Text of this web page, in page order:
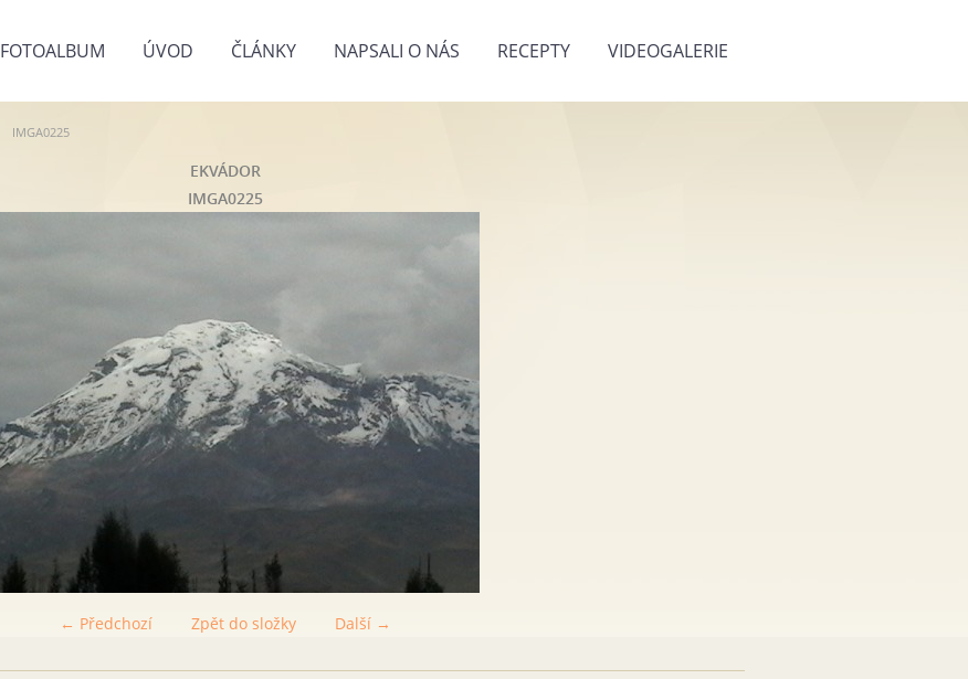
FOTOALBUM ÚVOD ČLÁNKY NAPSALI O NÁS RECEPTY VIDEOGALERIE
IMGA0225
EKVÁDOR
IMGA0225
← Předchozí Další →
Zpět do složky